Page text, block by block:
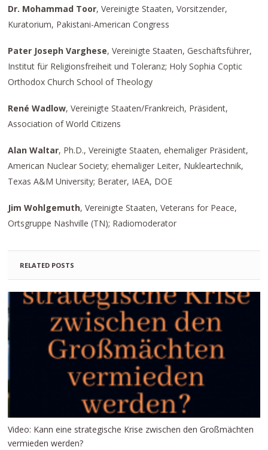
Dr. Mohammad Toor, Vereinigte Staaten, Vorsitzender,
Kuratorium, Pakistani-American Congress
Pater Joseph Varghese, Vereinigte Staaten, Geschäftsführer,
Institut für Religionsfreiheit und Toleranz; Holy Sophia Coptic
Orthodox Church School of Theology
René Wadlow, Vereinigte Staaten/Frankreich, Präsident,
Association of World Citizens
Alan Waltar, Ph.D., Vereinigte Staaten, ehemaliger Präsident,
American Nuclear Society; ehemaliger Leiter, Nukleartechnik,
Texas A&M University; Berater, IAEA, DOE
Jim Wohlgemuth, Vereinigte Staaten, Veterans for Peace,
Ortsgruppe Nashville (TN); Radiomoderator
RELATED POSTS
Video: Kann eine strategische Krise zwischen den Großmächten
vermieden werden?